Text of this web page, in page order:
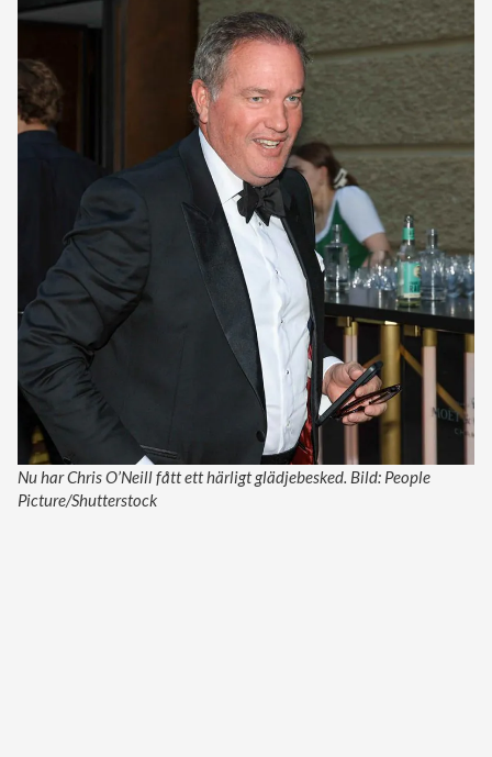
Nu har Chris O’Neill fått ett härligt glädjebesked. Bild: People
Picture/Shutterstock